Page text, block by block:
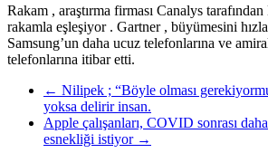
Rakam , araştırma firması Canalys
rakamla eşleşiyor . Gartner , büyümesini
Samsung’un daha ucuz telefonlarına ve
telefonlarına itibar etti.
← Nilipek ; “Böyle olması
yoksa delirir insan.
Apple çalışanları, COVID sonrası
esnekliği istiyor →